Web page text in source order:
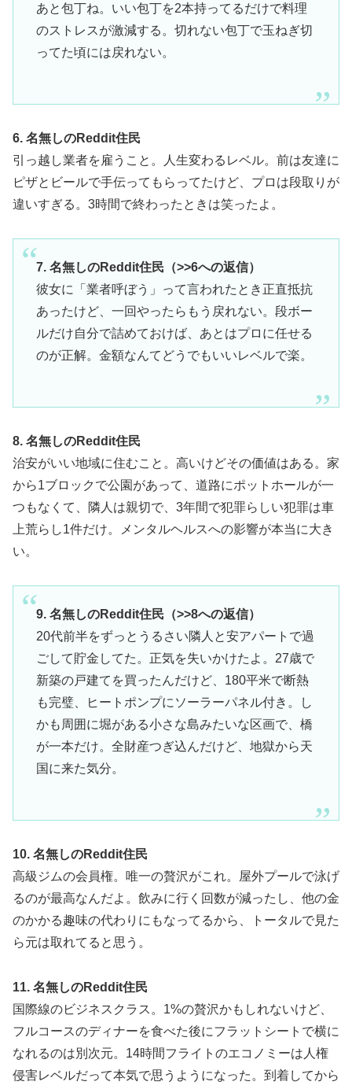
あと包丁ね。いい包丁を2本持ってるだけで料理
のストレスが激減する。切れない包丁で玉ねぎ切
ってた頃には戻れない。
6. 名無しのReddit住民
引っ越し業者を雇うこと。人生変わるレベル。前は友達に
ピザとビールで手伝ってもらってたけど、プロは段取りが
違いすぎる。3時間で終わったときは笑ったよ。
7. 名無しのReddit住民（>>6への返信）
彼女に「業者呼ぼう」って言われたとき正直抵抗
あったけど、一回やったらもう戻れない。段ボー
ルだけ自分で詰めておけば、あとはプロに任せる
のが正解。金額なんてどうでもいいレベルで楽。
8. 名無しのReddit住民
治安がいい地域に住むこと。高いけどその価値はある。家
から1ブロックで公園があって、道路にポットホールが一
つもなくて、隣人は親切で、3年間で犯罪らしい犯罪は車
上荒らし1件だけ。メンタルヘルスへの影響が本当に大き
い。
9. 名無しのReddit住民（>>8への返信）
20代前半をずっとうるさい隣人と安アパートで過
ごして貯金してた。正気を失いかけたよ。27歳で
新築の戸建てを買ったんだけど、180平米で断熱
も完璧、ヒートポンプにソーラーパネル付き。し
かも周囲に堀がある小さな島みたいな区画で、橋
が一本だけ。全財産つぎ込んだけど、地獄から天
国に来た気分。
10. 名無しのReddit住民
高級ジムの会員権。唯一の贅沢がこれ。屋外プールで泳げ
るのが最高なんだよ。飲みに行く回数が減ったし、他の金
のかかる趣味の代わりにもなってるから、トータルで見た
ら元は取れてると思う。
11. 名無しのReddit住民
国際線のビジネスクラス。1%の贅沢かもしれないけど、
フルコースのディナーを食べた後にフラットシートで横に
なれるのは別次元。14時間フライトのエコノミーは人権
侵害レベルだって本気で思うようになった。到着してから